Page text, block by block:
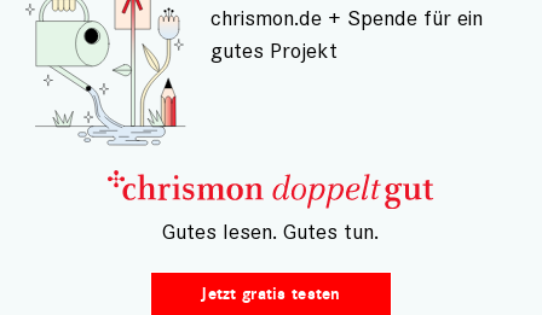
chrismon.de + Spende für ein
gutes Projekt
– Gutes lesen. Gutes tun.
Jetzt gratis testen